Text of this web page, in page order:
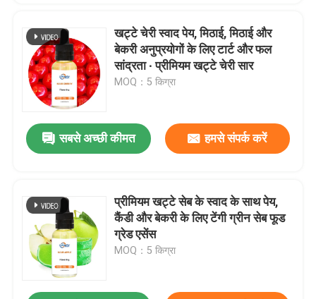
खट्टे चेरी स्वाद पेय, मिठाई, मिठाई और
बेकरी अनुप्रयोगों के लिए टार्ट और फल
सांद्रता ∙ प्रीमियम खट्टे चेरी सार
MOQ：5 किग्रा
सबसे अच्छी कीमत हमसे संपर्क करें
प्रीमियम खट्टे सेब के स्वाद के साथ पेय,
कैंडी और बेकरी के लिए टेंगी ग्रीन सेब फूड
ग्रेड एसेंस
MOQ：5 किग्रा